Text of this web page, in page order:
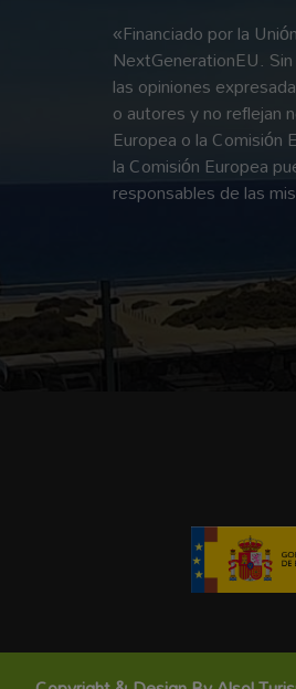
«Financiado por la
NextGenerationEU.
las opiniones
o autores y no reflejan
Europea o la Comisión
la Comisión Europea
responsables de las